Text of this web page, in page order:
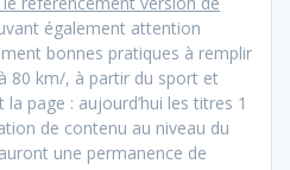
également attention
bonnes pratiques à remplir
80 km/, à partir du sport et
la page : aujourd’hui les titres 1
de contenu au niveau du
une permanence de